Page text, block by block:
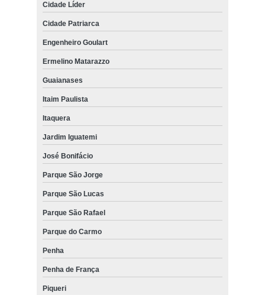
Cidade Líder
Cidade Patriarca
Engenheiro Goulart
Ermelino Matarazzo
Guaianases
Itaim Paulista
Itaquera
Jardim Iguatemi
José Bonifácio
Parque São Jorge
Parque São Lucas
Parque São Rafael
Parque do Carmo
Penha
Penha de França
Piqueri